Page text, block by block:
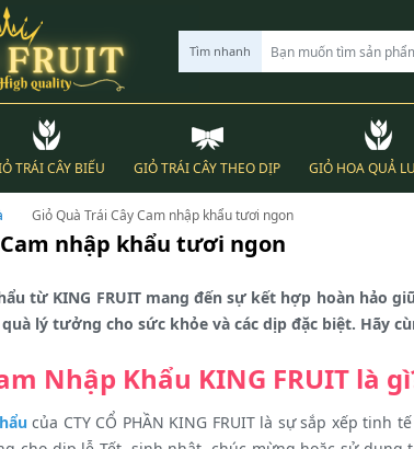
Tìm nhanh
TRÁI CÂY BIẾU GIỎ TRÁI CÂY THEO DỊP GIỎ HOA QUẢ
Giỏ Quà Trái Cây Cam nhập khẩu tươi ngon
Cam nhập khẩu tươi ngon
từ KING FRUIT mang đến sự kết hợp hoàn
lý tưởng cho sức khỏe và các dịp đặc biệt. Hãy
Nhập Khẩu KING FRUIT là
của CTY CỔ PHẦN KING FRUIT là sự sắp xếp